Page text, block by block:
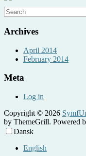
Archives
April 2014
February 2014
Meta
Log in
Copyright © 2026
by ThemeGrill. Powered
Dansk
English